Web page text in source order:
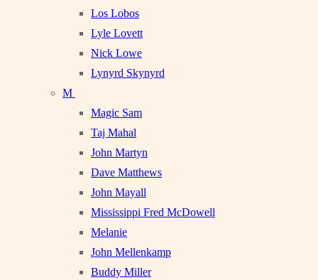
Los Lobos
Lyle Lovett
Nick Lowe
Lynyrd Skynyrd
M
Magic Sam
Taj Mahal
John Martyn
Dave Matthews
John Mayall
Mississippi Fred McDowell
Melanie
John Mellenkamp
Buddy Miller